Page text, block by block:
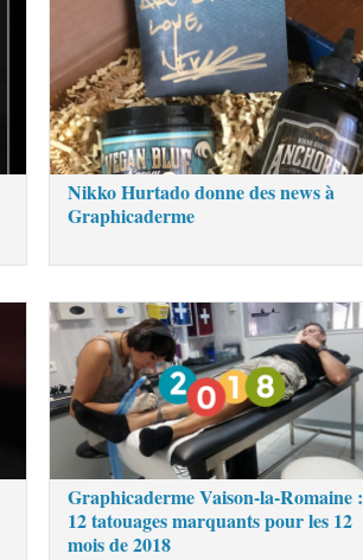
Nikko Hurtado donne des news à
Graphicaderme
Graphicaderme Vaison-la-Romaine :
12 tatouages marquants pour les 12
mois de 2018